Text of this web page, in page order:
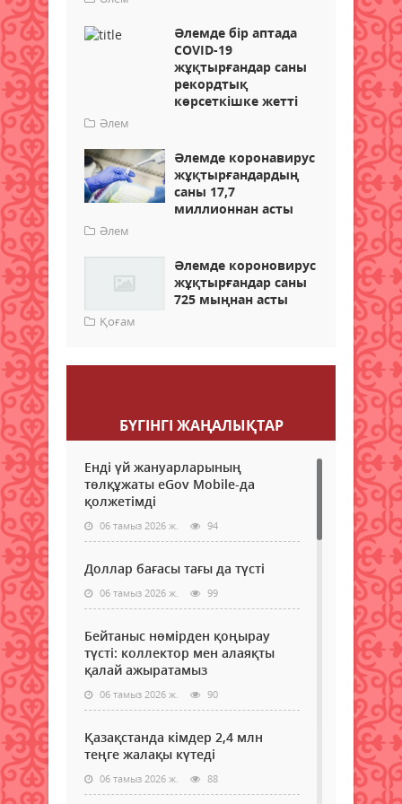
Әлемде бір аптада
COVID-19
жұқтырғандар саны
рекордтық
көрсеткішке жетті
Әлем
Әлемде коронавирус
жұқтырғандардың
саны 17,7
миллионнан асты
Әлем
Әлемде короновирус
жұқтырғандар саны
725 мыңнан асты
Қоғам
БҮГІНГI ЖАҢАЛЫҚТАР
Енді үй жануарларының
төлқұжаты eGov Mobile-да
қолжетімді
06 тамыз 2026 ж. 94
Доллар бағасы тағы да түсті
06 тамыз 2026 ж. 99
Бейтаныс нөмірден қоңырау
түсті: коллектор мен алаяқты
қалай ажыратамыз
06 тамыз 2026 ж. 90
Қазақстанда кімдер 2,4 млн
теңге жалақы күтеді
06 тамыз 2026 ж. 88